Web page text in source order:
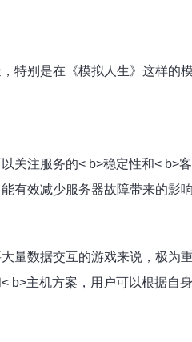
特别是在《模拟人生》这样的
注服务的< b>稳定性和< b>
有效减少服务器故障带来的影响
数据交互的游戏来说，极为
主机方案，用户可以根据自身